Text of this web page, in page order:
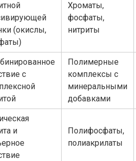
(окислы,
Хроматы,
фосфаты,
нитриты
с
Полимерные
комплексы с
минеральными
добавками
и
Полифосфаты,
полиакрилаты